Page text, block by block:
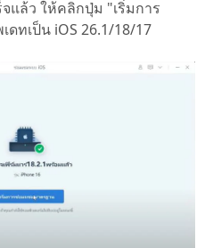
แล้ว ให้คลิกปุ่ม "เริ่มการ
ดทเป็น iOS 26.1/18/17